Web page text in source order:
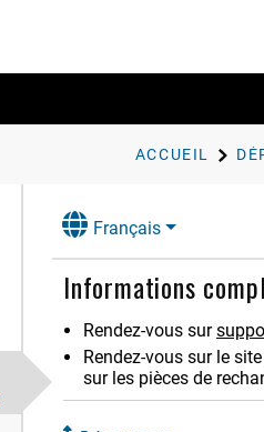
ACCUEIL
Français
Informations
Rendez-vous sur
Rendez-vous sur le site
sur les pièces de